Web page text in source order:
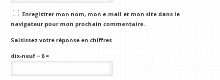
Enregistrer mon nom, mon e-mail et mon site dans le
navigateur pour mon prochain commentaire.
Saisissez votre réponse en chiffres
dix-neuf − 6 =